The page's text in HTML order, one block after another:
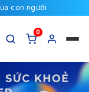
con người
0